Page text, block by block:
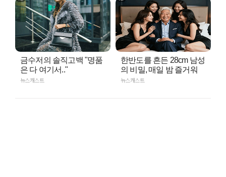
금수저의 솔직고백 "명품
은 다 여기서.."
뉴스캐스트
한반도를 흔든 28cm 남성
의 비밀, 매일 밤 즐거워
뉴스캐스트